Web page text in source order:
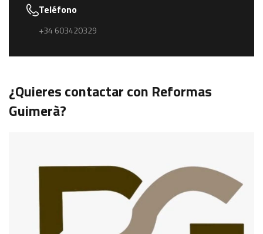
Teléfono
+34 603420329
¿Quieres contactar con Reformas
Guimerà?